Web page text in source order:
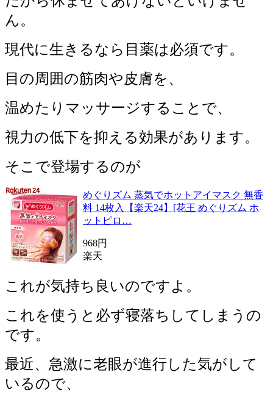
ん。
現代に生きるなら目薬は必須です。
目の周囲の筋肉や皮膚を、
温めたりマッサージすることで、
視力の低下を抑える効果があります。
そこで登場するのが
めぐりズム 蒸気でホットアイマスク 無香
料 14枚入【楽天24】[花王 めぐりズム ホ
ットピロ…
968円
楽天
これが気持ち良いのですよ。
これを使うと必ず寝落ちしてしまうの
です。
最近、急激に老眼が進行した気がして
いるので、